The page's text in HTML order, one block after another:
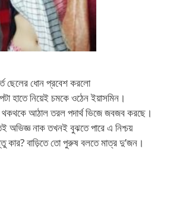
ছেলের ধোন প্রবেশ করলো
নিয়েই চমকে ওঠেন ইয়াসমিন।
থকথকে আঠাল তরল পদার্থ ভিজে জবজব করছে।
অভিজ্ঞ নাক তখনই বুঝতে পারে এ নিশ্চয়
কার? বাড়িতে তো পুরুষ বলতে মাত্র দু’জন।